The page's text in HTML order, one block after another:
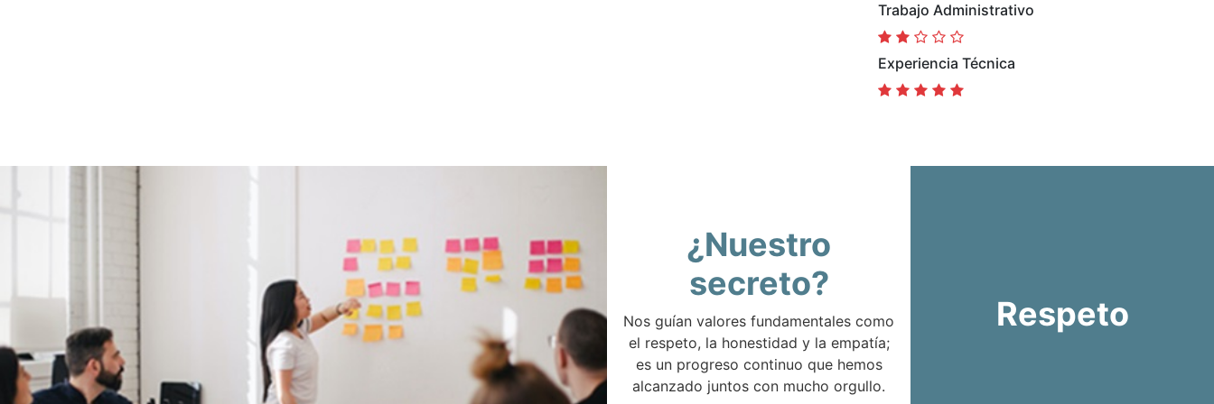
Trabajo Administrativo
Experiencia Técnica
¿Nuestro
secreto?
Nos guían valores fundamentales como
el respeto, la honestidad y la empatía;
es un progreso continuo que hemos
alcanzado juntos con mucho orgullo.
Respeto